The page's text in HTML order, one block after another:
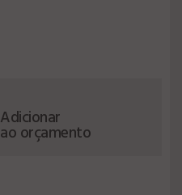
Adicionar
ao orçamento